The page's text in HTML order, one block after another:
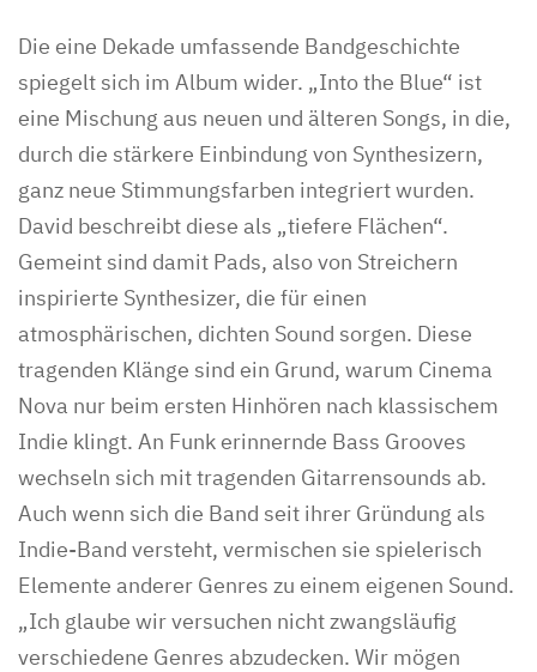
Die eine Dekade umfassende Bandgeschichte
spiegelt sich im Album wider. „Into the Blue“ ist
eine Mischung aus neuen und älteren Songs, in die,
durch die stärkere Einbindung von Synthesizern,
ganz neue Stimmungsfarben integriert wurden.
David beschreibt diese als „tiefere Flächen“.
Gemeint sind damit Pads, also von Streichern
inspirierte Synthesizer, die für einen
atmosphärischen, dichten Sound sorgen. Diese
tragenden Klänge sind ein Grund, warum Cinema
Nova nur beim ersten Hinhören nach klassischem
Indie klingt. An Funk erinnernde Bass Grooves
wechseln sich mit tragenden Gitarrensounds ab.
Auch wenn sich die Band seit ihrer Gründung als
Indie-Band versteht, vermischen sie spielerisch
Elemente anderer Genres zu einem eigenen Sound.
„Ich glaube wir versuchen nicht zwangsläufig
verschiedene Genres abzudecken. Wir mögen